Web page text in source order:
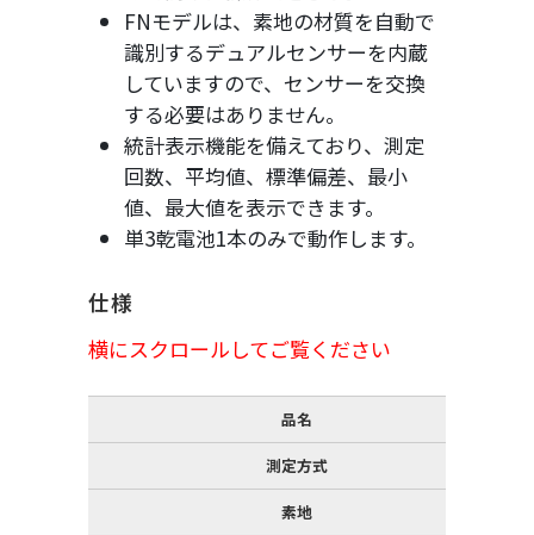
FNモデルは、素地の材質を自動で
識別するデュアルセンサーを内蔵
していますので、センサーを交換
する必要はありません。
統計表示機能を備えており、測定
回数、平均値、標準偏差、最小
値、最大値を表示できます。
単3乾電池1本のみで動作します。
仕様
横にスクロールしてご覧ください
品名
測定方式
素地